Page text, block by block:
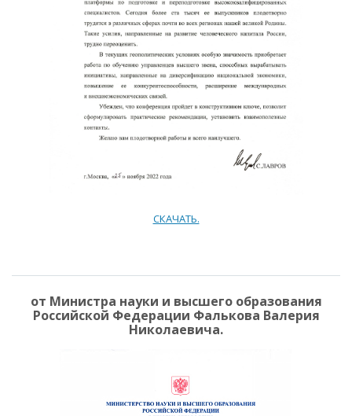
СКАЧАТЬ.
от Министра науки и высшего образования
Российской Федерации Фалькова Валерия
Николаевича.